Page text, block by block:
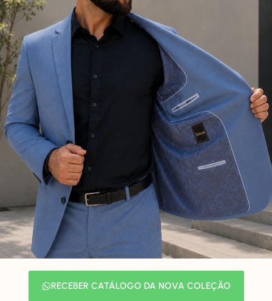
RECEBER CATÁLOGO DA NOVA COLEÇÃO